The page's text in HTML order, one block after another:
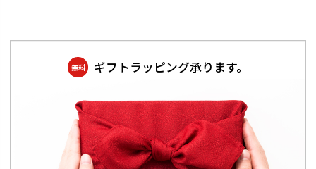
無料 ギフトラッピング承ります。